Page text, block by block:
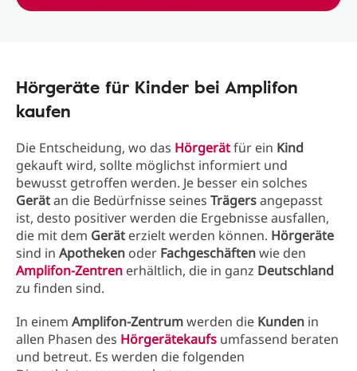
Hörgeräte für Kinder bei Amplifon
kaufen
Die Entscheidung, wo das Hörgerätfür ein Kind
gekauft wird, sollte möglichst informiert und
bewusst getroffen werden. Je besser ein solches
Gerätan die Bedürfnisse seines Trägersangepasst
ist, desto positiver werden die Ergebnisse ausfallen,
die mit dem Gerät erzielt werden können. Hörgeräte
sind in Apotheken oder Fachgeschäftenwie den
Amplifon-Zentren erhältlich, die in ganz Deutschland
zu finden sind.
In einem Amplifon-Zentrumwerden die Kunden in
allen Phasen des Hörgerätekaufs umfassend beraten
und betreut. Es werden die folgenden